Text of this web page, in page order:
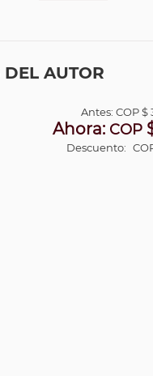
DEL AUTOR
Antes:COP$
Ahora: COP
Descuento: